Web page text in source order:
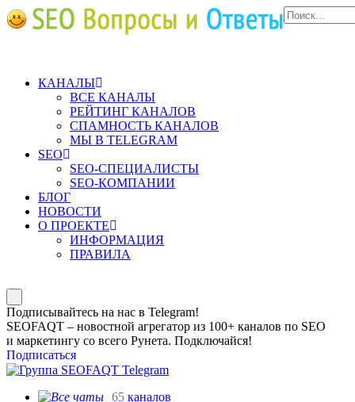
КАНАЛЫ
ВСЕ КАНАЛЫ
РЕЙТИНГ КАНАЛОВ
СПАМНОСТЬ КАНАЛОВ
МЫ В TELEGRAM
SEO
SEO-СПЕЦИАЛИСТЫ
SEO-КОМПАНИИ
БЛОГ
НОВОСТИ
О ПРОЕКТЕ
ИНФОРМАЦИЯ
ПРАВИЛА
Подписывайтесь на нас в Telegram!
SEOFAQT – новостной агрегатор из 100+ каналов по SEO
и маркетингу со всего Рунета. Подключайся!
Подписаться
65 каналов